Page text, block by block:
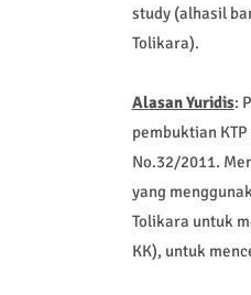
study (alhasil
Tolikara).
Alasan Yuridis:
pembuktian
No.32/2011.
yang
Tolikara untuk
KK), untuk